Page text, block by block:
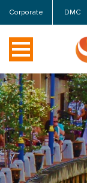
Corporate DMC